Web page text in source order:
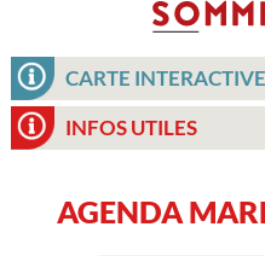
CARTE INTERACTIVE
INFOS UTILES
AGENDA